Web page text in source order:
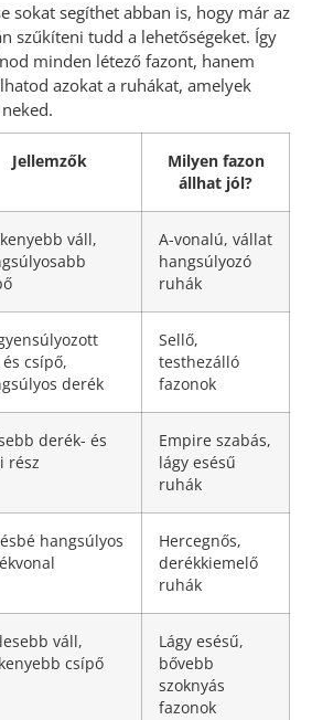
sokat segíthet abban is, hogy már az
szűkíteni tudd a lehetőségeket. Így
minden létező fazont, hanem
azokat a ruhákat, amelyek
Jellemzők
Milyen fazon
állhat jól?
váll,
A-vonalú, vállat
hangsúlyozó
ruhák
csípő,
derék
Sellő,
testhezálló
fazonok
derék- és
rész
Empire szabás,
lágy esésű
ruhák
hangsúlyos
Hercegnős,
derékkiemelő
ruhák
váll,
csípő
Lágy esésű,
bővebb
szoknyás
fazonok